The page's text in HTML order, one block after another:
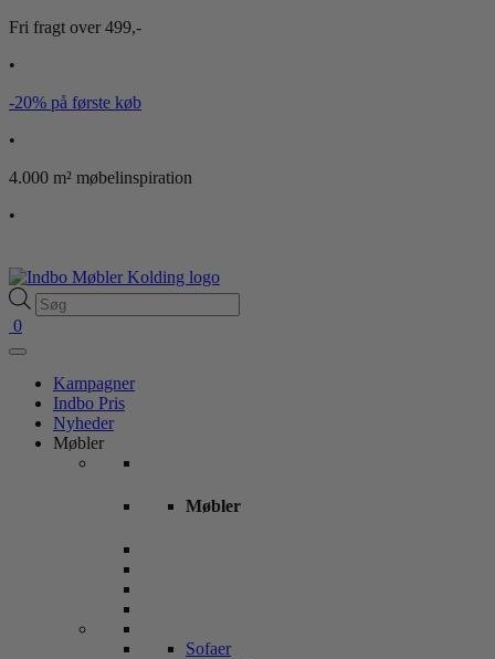
Fri fragt over 499,-
•
-20% på første køb
•
4.000 m² møbelinspiration
•
Products
search
0
Kampagner
Indbo Pris
Nyheder
Møbler
Møbler
Sofaer